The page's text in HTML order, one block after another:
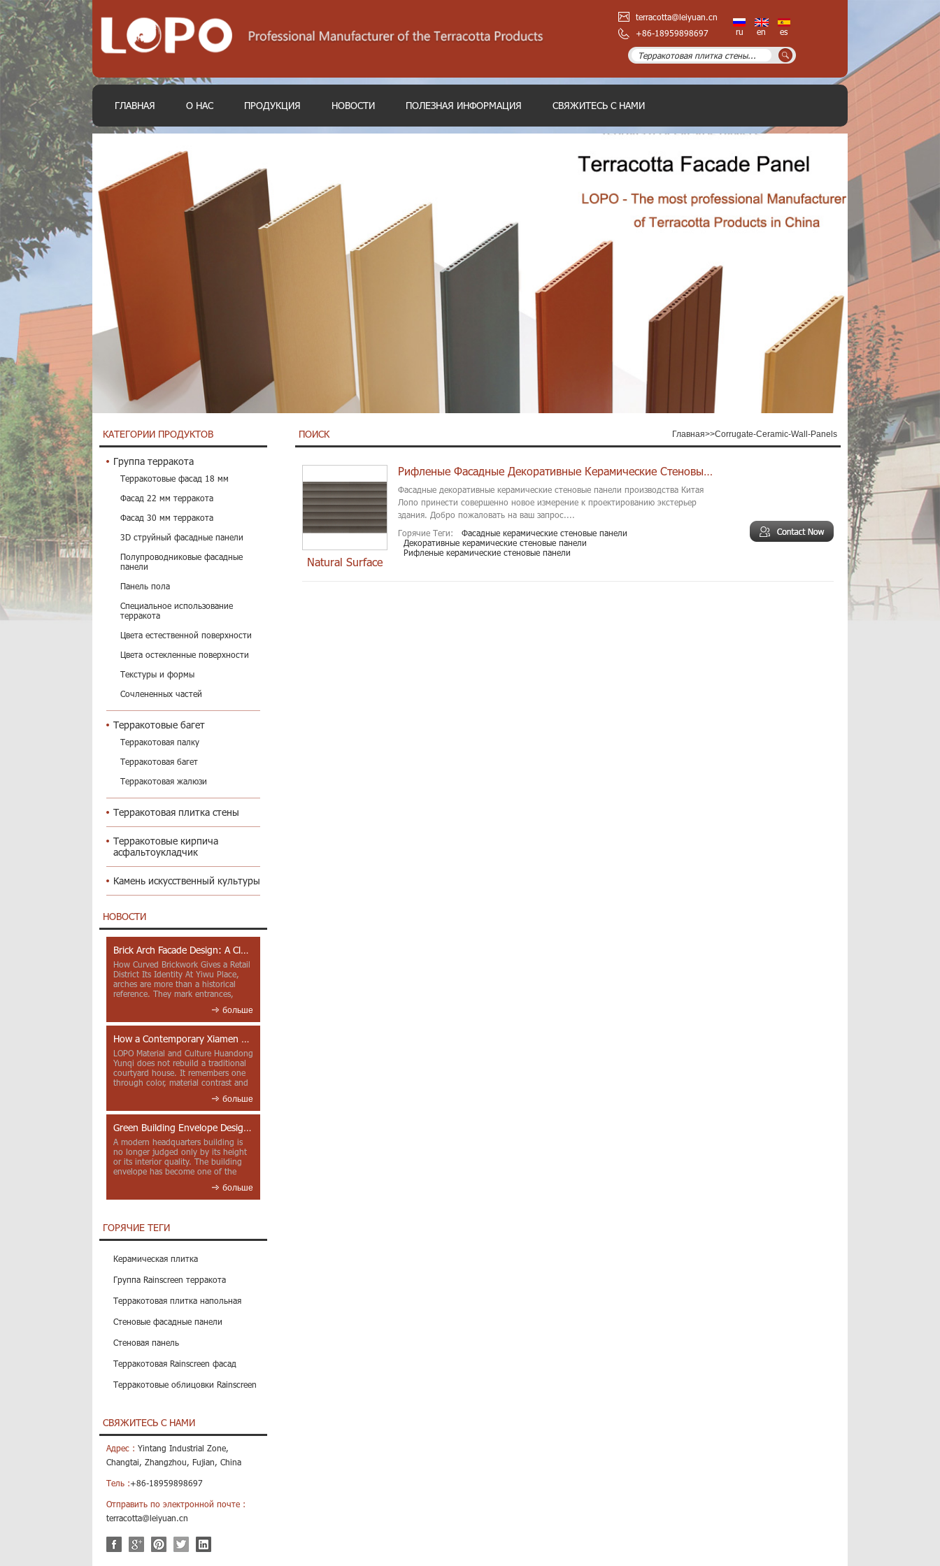
terracotta@leiyuan.cn
+86-18959898697
ru en es
ГЛАВНАЯ О НАС ПРОДУКЦИЯ НОВОСТИ ПОЛЕЗНАЯ ИНФОРМАЦИЯ СВЯЖИТЕСЬ С НАМИ
КАТЕГОРИИ ПРОДУКТОВ
Группа терракота
Терракотовые фасад 18 мм
Фасад 22 мм терракота
Фасад 30 мм терракота
3D струйный фасадные панели
Полупроводниковые фасадные
панели
Панель пола
Специальное использование
терракота
Цвета естественной поверхности
Цвета остекленные поверхности
Текстуры и формы
Сочлененных частей
Терракотовые багет
Терракотовая палку
Терракотовая багет
Терракотовая жалюзи
Терракотовая плитка стены
Терракотовые кирпича
асфальтоукладчик
Камень искусственный культуры
НОВОСТИ
Brick Arch Facade Design: A Closer Look at Yiwu Place
How Curved Brickwork Gives a Retail
District Its Identity At Yiwu Place,
arches are more than a historical
reference. They mark entrances,
больше
How a Contemporary Xiamen Project Reframes Minnan Red Brick
LOPO Material and Culture Huandong
Yunqi does not rebuild a traditional
courtyard house. It remembers one
through color, material contrast and
больше
Green Building Envelope Design: Clay Sunscreen Fins for Modern Headquarters Architecture
A modern headquarters building is
no longer judged only by its height
or its interior quality. The building
envelope has become one of the
больше
ГОРЯЧИЕ ТЕГИ
Керамическая плитка
Группа Rainscreen терракота
Терракотовая плитка напольная
Стеновые фасадные панели
Стеновая панель
Терракотовая Rainscreen фасад
Терракотовые облицовки Rainscreen
СВЯЖИТЕСЬ С НАМИ
Адрес : Yintang Industrial Zone,
Changtai, Zhangzhou, Fujian, China
Тель :+86-18959898697
Отправить по электронной почте :
terracotta@leiyuan.cn
ПОИСК Главная>>Corrugate-Ceramic-Wall-Panels
Natural Surface
Фасадные декоративные керамические стеновые панели производства Китая
Лопо принести совершенно новое измерение к проектированию экстерьер
здания. Добро пожаловать на ваш запрос....
Горячие Теги:
Фасадные керамические стеновые панели
Декоративные керамические стеновые панели
Рифленые керамические стеновые панели